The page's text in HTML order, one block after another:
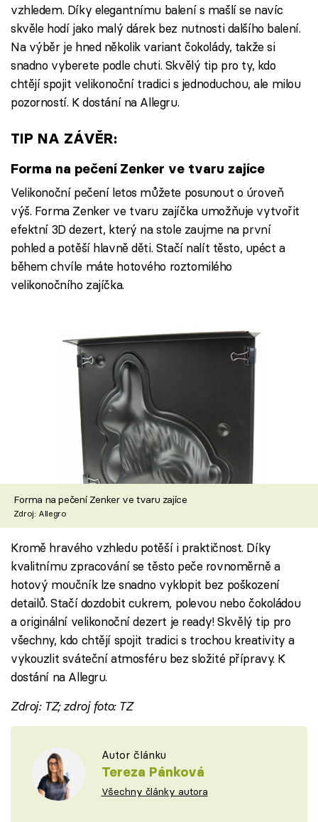
vzhledem. Díky elegantnímu balení s mašlí se navíc
skvěle hodí jako malý dárek bez nutnosti dalšího balení.
Na výběr je hned několik variant čokolády, takže si
snadno vyberete podle chuti. Skvělý tip pro ty, kdo
chtějí spojit velikonoční tradici s jednoduchou, ale milou
pozorností. K dostání na Allegru.
TIP NA ZÁVĚR:
Forma na pečení Zenker ve tvaru zajíce
Velikonoční pečení letos můžete posunout o úroveň
výš. Forma Zenker ve tvaru zajíčka umožňuje vytvořit
efektní 3D dezert, který na stole zaujme na první
pohled a potěší hlavně děti. Stačí nalít těsto, upéct a
během chvíle máte hotového roztomilého
velikonočního zajíčka.
Forma na pečení Zenker ve tvaru zajíce
Zdroj: Allegro
Kromě hravého vzhledu potěší i praktičnost. Díky
kvalitnímu zpracování se těsto peče rovnoměrně a
hotový moučník lze snadno vyklopit bez poškození
detailů. Stačí dozdobit cukrem, polevou nebo čokoládou
a originální velikonoční dezert je ready! Skvělý tip pro
všechny, kdo chtějí spojit tradici s trochou kreativity a
vykouzlit sváteční atmosféru bez složité přípravy. K
dostání na Allegru.
Zdroj: TZ; zdroj foto: TZ
Autor článku
Tereza Pánková
Všechny články autora